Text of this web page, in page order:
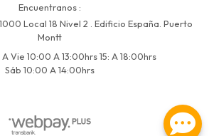
Encuentranos
Local 18 Nivel 2 . Edificio España. Puerto
Montt
Vie 10:00 A 13:00hrs 15: A 18:00hrs
Sáb 10:00 A 14:00hrs